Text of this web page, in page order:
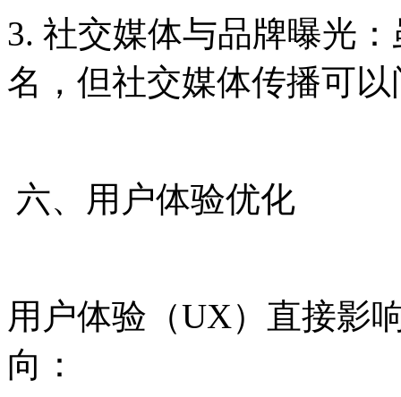
3. 社交媒体与品牌曝光
名，但社交媒体传播可
六、用户体验优化
用户体验（UX）直接影
向：